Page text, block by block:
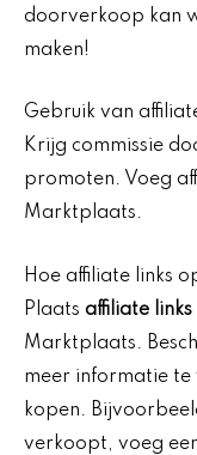
doorverkoop kan
maken!
Gebruik van
Krijg commissie
promoten. Voeg
Marktplaats.
Hoe affiliate links
Plaats affiliate links
Marktplaats.
meer informatie te
kopen.
verkoopt, voeg